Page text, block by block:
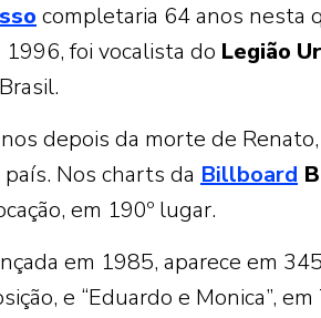
completaria 64 anos nesta
foi vocalista do Legião
depois da morte de
país. Nos charts da Billboard
em 190º lugar.
em 1985, aparece em
e “Eduardo e Monica”,